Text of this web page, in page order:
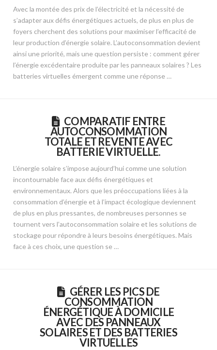
Avec la montée des prix de l’électricité et la nécessité de
s’adapter aux défis énergétiques actuels, de plus en plus de
foyers cherchent des solutions pour maximiser l’efficacité de
leur production d’énergie solaire. L’autoconsommation devient
ainsi une priorité, mais une question persiste : comment gérer
l’énergie excédentaire produite par les panneaux solaires ? Les
batteries virtuelles émergent comme une réponse …
COMPARATIF ENTRE
AUTOCONSOMMATION
TOTALE ET REVENTE AVEC
BATTERIE VIRTUELLE.
L’énergie solaire s’impose aujourd’hui comme une solution
incontournable face aux défis énergétiques et
environnementaux. Alors que les préoccupations liées à la
consommation d’énergie et à l’impact écologique deviennent
de plus en plus pressantes, de nombreuses personnes se
tournent vers l’autoconsommation solaire et les solutions de
stockage pour répondre à leurs besoins énergétiques. Mais
face à ces choix, une question se …
GÉRER LES PICS DE
CONSOMMATION
ÉNERGÉTIQUE À DOMICILE
AVEC DES PANNEAUX
SOLAIRES ET DES BATTERIES
VIRTUELLES